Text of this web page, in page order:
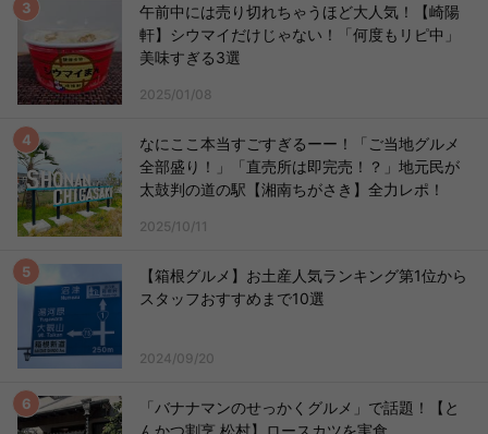
午前中には売り切れちゃうほど大人気！【崎陽
軒】シウマイだけじゃない！「何度もリピ中」
美味すぎる3選
2025/01/08
なにここ本当すごすぎるーー！「ご当地グルメ
全部盛り！」「直売所は即完売！？」地元民が
太鼓判の道の駅【湘南ちがさき】全力レポ！
2025/10/11
【箱根グルメ】お土産人気ランキング第1位から
スタッフおすすめまで10選
2024/09/20
「バナナマンのせっかくグルメ」で話題！【と
んかつ割烹 松村】ロースカツを実食